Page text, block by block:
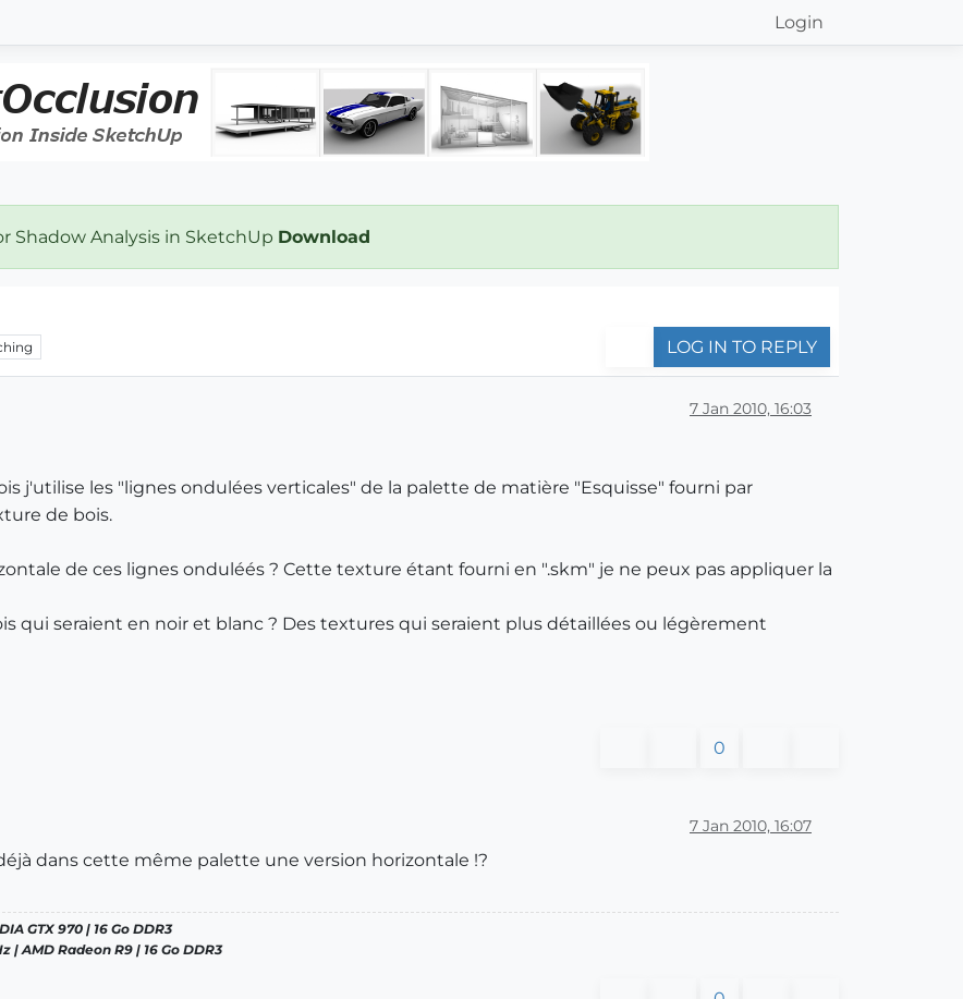
Login
Shadow Analysis in SketchUp Download
LOG IN TO REPLY
7 Jan 2010, 16:03
j'utilise les "lignes ondulées verticales" de la palette de matière "Esquisse" fourni par
de bois.
de ces lignes onduléés ? Cette texture étant fourni en ".skm" je ne peux pas appliquer la
qui seraient en noir et blanc ? Des textures qui seraient plus détaillées ou légèrement
0
7 Jan 2010, 16:07
dans cette même palette une version horizontale !?
GTX 970 | 16 Go DDR3
| AMD Radeon R9 | 16 Go DDR3